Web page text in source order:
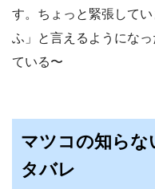
す。ちょっと緊張して
ふ」と言えるようにな
ている〜
マツコの知らな
タバレ